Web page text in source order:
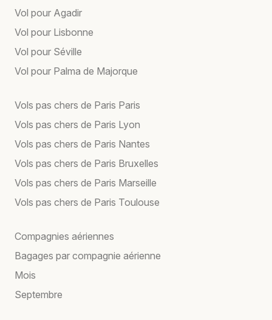
Vol pour Agadir
Vol pour Lisbonne
Vol pour Séville
Vol pour Palma de Majorque
Vols pas chers de Paris Paris
Vols pas chers de Paris Lyon
Vols pas chers de Paris Nantes
Vols pas chers de Paris Bruxelles
Vols pas chers de Paris Marseille
Vols pas chers de Paris Toulouse
Compagnies aériennes
Bagages par compagnie aérienne
Mois
Septembre